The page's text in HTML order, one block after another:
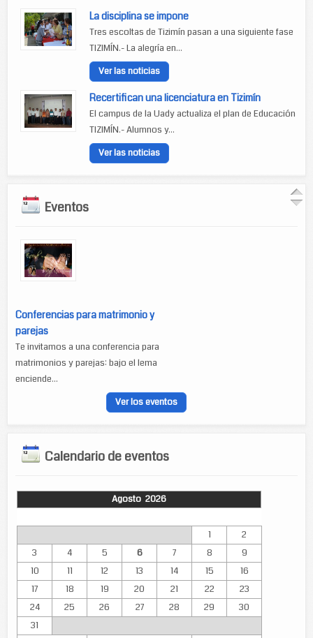
La disciplina se impone
Tres escoltas de Tizimín pasan a una siguiente fase
TIZIMÍN.- La alegría en...
Ver las noticias
Recertifican una licenciatura en Tizimín
El campus de la Uady actualiza el plan de Educación
TIZIMÍN.- Alumnos y...
Ver las noticias
Eventos
Conferencias para matrimonio y
parejas
Te invitamos a una conferencia para
matrimonios y parejas: bajo el lema
enciende...
Ver los eventos
Calendario de eventos
Agosto 2026
1
2
3
4 5 6 7 8
9
10
11 12 13 14 15
16
17
18 19 20 21 22
23
24
25 26 27 28 29
30
31